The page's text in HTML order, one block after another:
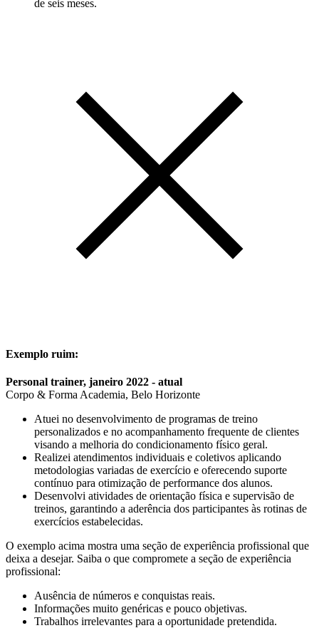
de seis meses.
Exemplo ruim:
Personal trainer, janeiro 2022 - atual
Corpo & Forma Academia, Belo Horizonte
Atuei no desenvolvimento de programas de treino
personalizados e no acompanhamento frequente de clientes
visando a melhoria do condicionamento físico geral.
Realizei atendimentos individuais e coletivos aplicando
metodologias variadas de exercício e oferecendo suporte
contínuo para otimização de performance dos alunos.
Desenvolvi atividades de orientação física e supervisão de
treinos, garantindo a aderência dos participantes às rotinas de
exercícios estabelecidas.
O exemplo acima mostra uma seção de experiência profissional que
deixa a desejar. Saiba o que compromete a seção de experiência
profissional:
Ausência de números e conquistas reais.
Informações muito genéricas e pouco objetivas.
Trabalhos irrelevantes para a oportunidade pretendida.